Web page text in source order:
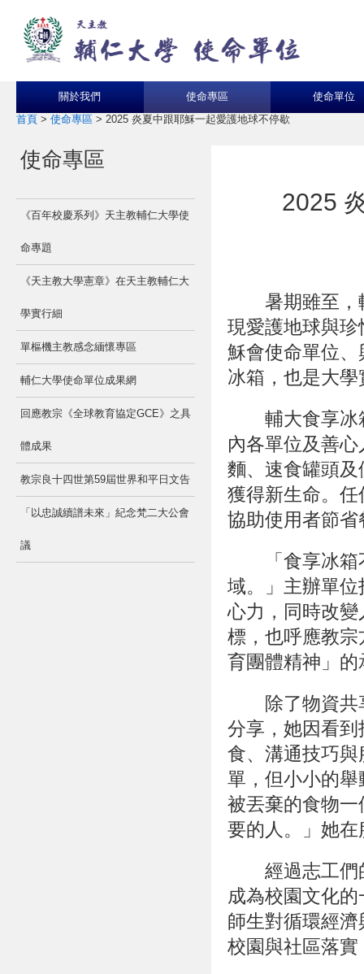
關於我們 使命專區 使命單位
首頁 > 使命專區 > 2025 炎夏中跟耶穌一起愛護地球不停歇
使命專區
《百年校慶系列》天主教輔仁大學使
命專題
《天主教大學憲章》在天主教輔仁大
學實行細
單樞機主教感念緬懷專區
輔仁大學使命單位成果網
回應教宗《全球教育協定GCE》之具
體成果
教宗良十四世第59屆世界和平日文告
「以忠誠續譜未來」紀念梵二大公會
議
2025
暑期雖至，輔
現愛護地球與
穌會使命單位
冰箱，也是大
輔大食享冰箱
內各單位及善
麵、速食罐頭
獲得新生命。
協助使用者節
「食享冰箱不
域。」主辦單
心力，同時改
標，也呼應教
育團體精神」的
除了物資共享
分享，她因看
食、溝通技巧
單，但小小的
被丟棄的食物
要的人。」她
經過志工們的
成為校園文化
師生對循環經
校園與社區落